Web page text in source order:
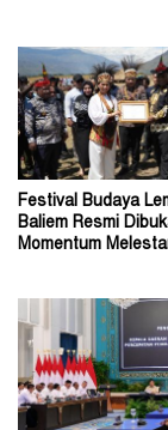
Festival Budaya
Baliem Resmi
Momentum